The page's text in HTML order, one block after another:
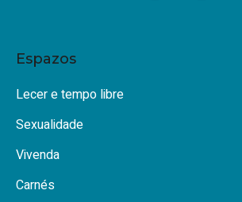
Espazos
Lecer e tempo libre
Sexualidade
Vivenda
Carnés